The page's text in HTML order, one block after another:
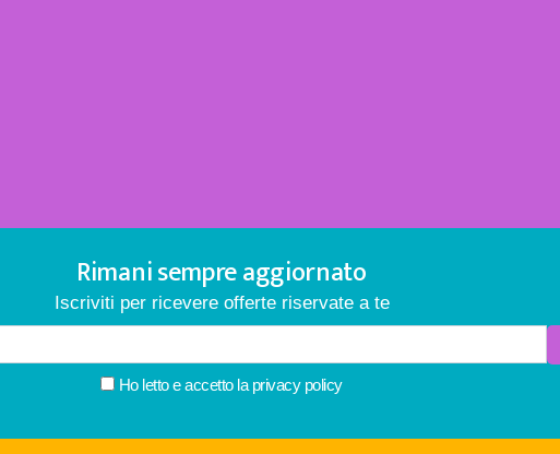
Rimani sempre aggiornato
Iscriviti per ricevere offerte riservate a te
Ho letto e accetto la privacy policy